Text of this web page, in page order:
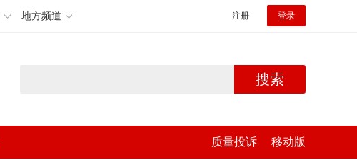
地方频道 注册 登录
搜索
质量投诉 移动版